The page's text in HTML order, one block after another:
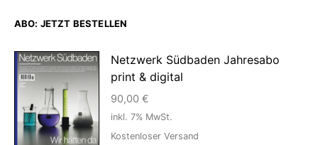
ABO: JETZT BESTELLEN
Netzwerk Südbaden Jahresabo
print & digital
90,00 €
inkl. 7% MwSt.
Kostenloser Versand